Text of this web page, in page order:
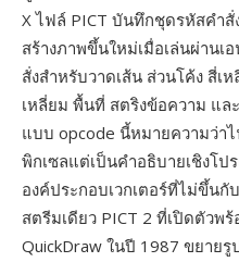
X ไฟล์ PICT บันทึกชุดรหัสคำสั่
สร้างภาพขึ้นใหม่เมื่อเล่นผ่าน
สั่งสำหรับวาดเส้น ส่วนโค้ง สี่เ
เหลี่ยม พื้นที่ สตริงข้อความ แล
แบบ opcode นี้หมายความว่าไ
พิกเซลแต่เป็นคำอธิบายเชิงโ
องค์ประกอบเวกเตอร์ที่ไม่ขึ้น
สตรีมเดียว PICT 2 ที่เปิดตัวพ
QuickDraw ในปี 1987 ขยาย